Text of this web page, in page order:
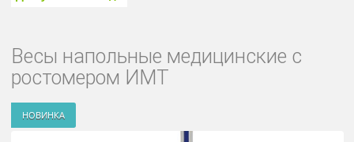
Весы напольные медицинские с
ростомером ИМТ